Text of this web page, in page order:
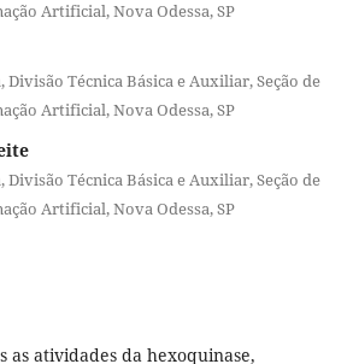
Artificial, Nova Odessa, SP
Técnica Básica e Auxiliar, Seção de
Artificial, Nova Odessa, SP
Técnica Básica e Auxiliar, Seção de
Artificial, Nova Odessa, SP
as atividades da hexoquinase,